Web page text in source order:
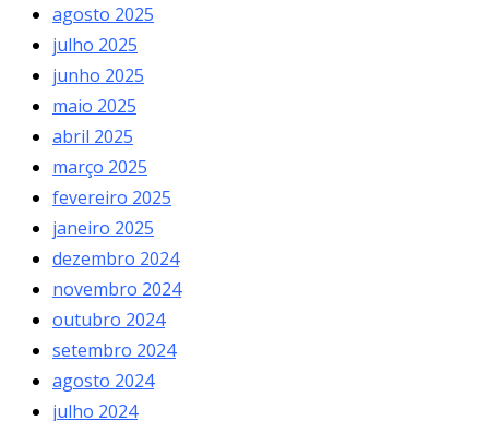
agosto 2025
julho 2025
junho 2025
maio 2025
abril 2025
março 2025
fevereiro 2025
janeiro 2025
dezembro 2024
novembro 2024
outubro 2024
setembro 2024
agosto 2024
julho 2024